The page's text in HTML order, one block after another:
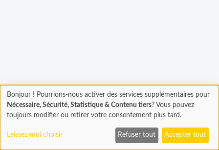
Chargement
En cours...
Bonjour ! Pourrions-nous activer des services supplémentaires pour
Nécessaire, Sécurité, Statistique & Contenu tiers? Vous pouvez
toujours modifier ou retirer votre consentement plus tard.
Laissez-moi choisir Refuser tout Accepter tout